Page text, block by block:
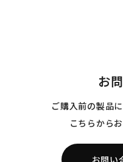
お
ご購入前の製品
こちらから